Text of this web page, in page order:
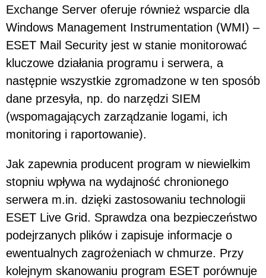
Exchange Server oferuje również wsparcie dla
Windows Management Instrumentation (WMI) –
ESET Mail Security jest w stanie monitorować
kluczowe działania programu i serwera, a
następnie wszystkie zgromadzone w ten sposób
dane przesyła, np. do narzędzi SIEM
(wspomagających zarządzanie logami, ich
monitoring i raportowanie).
Jak zapewnia producent program w niewielkim
stopniu wpływa na wydajność chronionego
serwera m.in. dzięki zastosowaniu technologii
ESET Live Grid. Sprawdza ona bezpieczeństwo
podejrzanych plików i zapisuje informacje o
ewentualnych zagrożeniach w chmurze. Przy
kolejnym skanowaniu program ESET porównuje